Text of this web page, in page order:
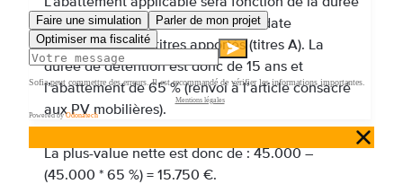
de détention, laquelle débute à la date
d’acquisition des titres apportés (titres A). La
durée de détention est donc de 15 ans et
l’abattement de 65 % (renvoi à l’article consacré
aux PV mobilières).
La plus-value nette est donc de : 45.000 –
(45.000 * 65 %) = 15.750 €.